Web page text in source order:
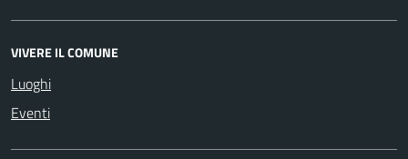
VIVERE IL COMUNE
Luoghi
Eventi